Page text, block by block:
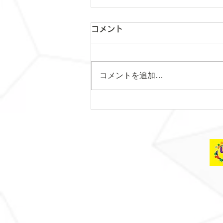
日曜日レッスンスター
コメント
コメントを追加…